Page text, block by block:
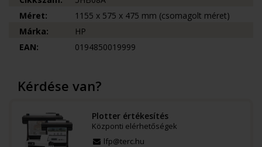
Méret:
1155 x 575 x 475 mm (csomagolt méret)
Márka:
HP
EAN:
0194850019999
Kérdése van?
Plotter értékesítés
Központi elérhetőségek
lfp@terc.hu